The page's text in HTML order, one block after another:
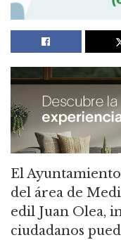
El
del área de
edil Juan Olea,
ciudadanos